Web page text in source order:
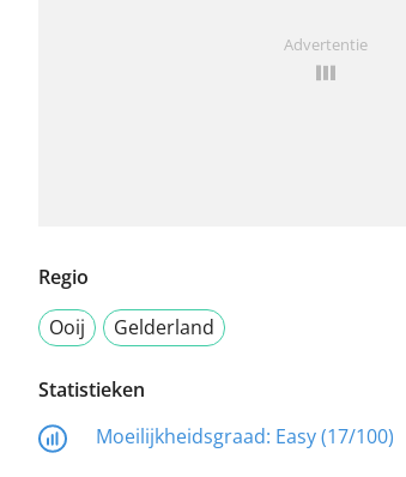
Advertentie
Regio
Ooij
Gelderland
Statistieken
Moeilijkheidsgraad: Easy (17/100)